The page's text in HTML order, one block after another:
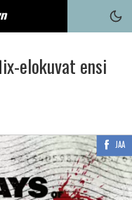
elokuvat ensi
JAA